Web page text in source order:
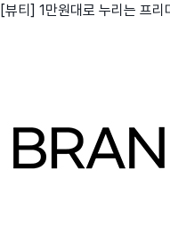
[뷰티] 1만원대로 누리는 프